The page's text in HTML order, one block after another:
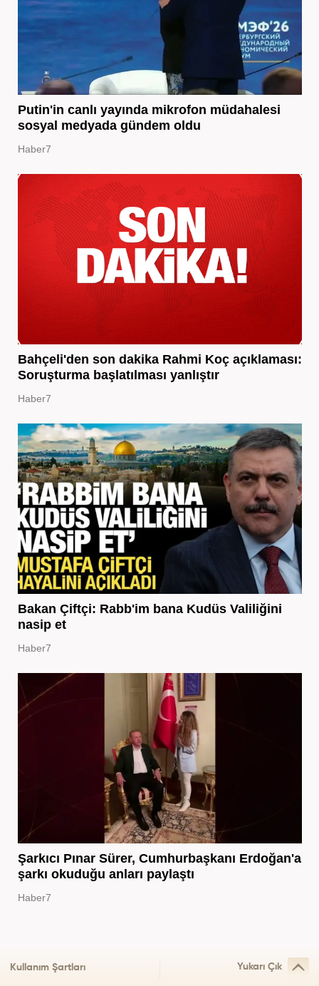
Putin'in canlı yayında mikrofon müdahalesi
sosyal medyada gündem oldu
Haber7
Bahçeli'den son dakika Rahmi Koç açıklaması:
Soruşturma başlatılması yanlıştır
Haber7
Bakan Çiftçi: Rabb'im bana Kudüs Valiliğini
nasip et
Haber7
Şarkıcı Pınar Sürer, Cumhurbaşkanı Erdoğan'a
şarkı okuduğu anları paylaştı
Haber7
Kullanım Şartları Yukarı Çık